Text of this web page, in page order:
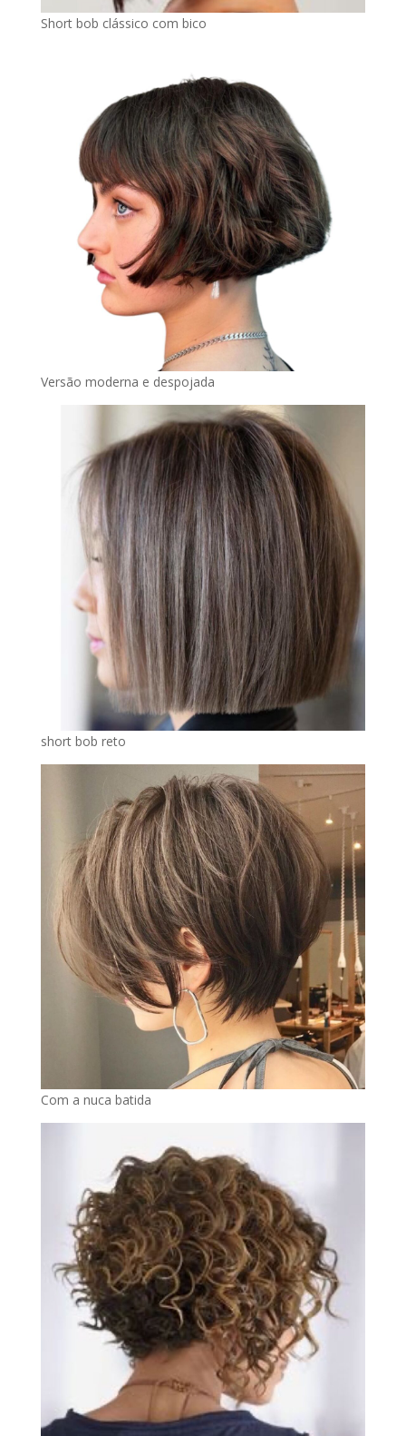
Short bob clássico com bico
Versão moderna e despojada
short bob reto
Com a nuca batida